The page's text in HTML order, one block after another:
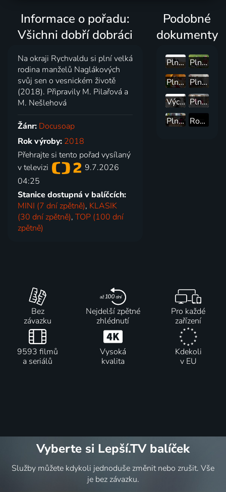
Informace o pořadu:
Všichni dobří dobráci
Na okraji Rychvaldu si plní velká
rodina manželů Naglákových
svůj sen o vesnickém životě
(2018). Připravily M. Pilařová a
M. Nešlehová
Žánr: Docusoap
Rok výroby: 2018
Přehrajte si tento pořad vysílaný
v televizi
9.7.2026
04:25
Stanice dostupná v balíčcích:
MINI (7 dní zpětně), KLASIK
(30 dní zpětně),TOP (100 dní
zpětně)
Podobné
dokumenty
Plné hnízdo v Pardubickém kraji 2
Plné hnízdo v Královéhradeckém kraji 2
Plné hnízdo v Moravskoslezském kraji 2
Plné hnízdo v Praze 2
Výcvikový tábor: Druhá šance
Plné hnízdo v Karlovarském kraji 2
Plné hnízdo v Kraji Vysočina 2
Rodinné křižovatky
Bez
závazku
Nejdelší zpětné
zhlédnutí
Pro každé
zařízení
9593 filmů
a seriálů
Vysoká
kvalita
Kdekoli
v EU
Vyberte si Lepší.TV balíček
Služby můžete kdykoli jednoduše změnit nebo zrušit. Vše
je bez závazku.